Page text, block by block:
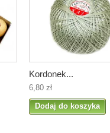
Kordonek...
6,80 zł
Dodaj do koszyka